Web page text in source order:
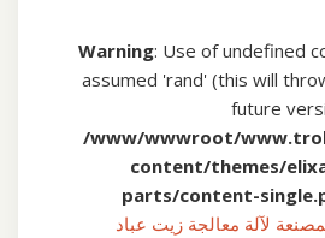
Warning: Use of undefined
assumed 'rand' (this will
future
/www/wwwroot/
content/themes/
parts/content-
لآلة معالجة زيت عباد